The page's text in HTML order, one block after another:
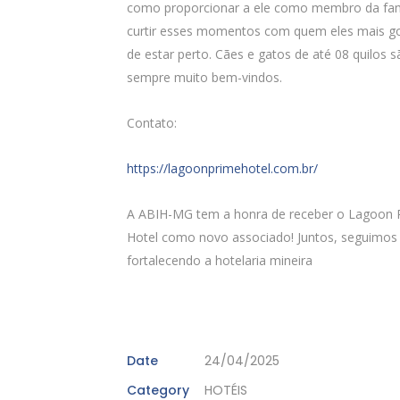
como proporcionar a ele como membro da
curtir esses momentos com quem eles mais
de estar perto. Cães e gatos de até 08 quilos
sempre muito bem-vindos.
Contato:
https://lagoonprimehotel.com.br/
A ABIH-MG tem a honra de receber o Lagoon
Hotel como novo associado! Juntos, seguimos
fortalecendo a hotelaria mineira
Date
24/04/2025
Category
HOTÉIS